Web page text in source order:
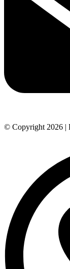
© Copyright 2026 |